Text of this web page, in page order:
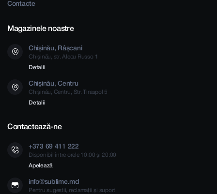
Contacte
Magazinele noastre
Chișinău, Râșcani
Chișinău, str. Alecu Russo 1
Detalii
Chișinău, Centru
Chișinău, Centru, Str. Tiraspol 5
Detalii
Contactează-ne
+373 69 411 222
Disponibil între orele 10:00 și 20:00
Apelează
info@sublime.md
Pentru sugestii, reclamații și suport